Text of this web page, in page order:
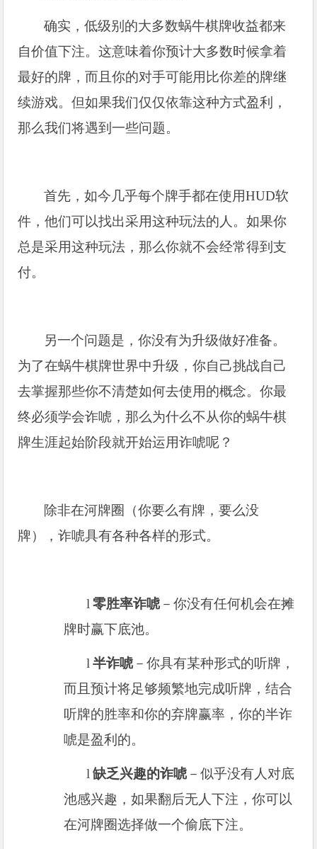
确实，低级别的大多数蜗牛棋牌收益都来
自价值下注。这意味着你预计大多数时候拿着
最好的牌，而且你的对手可能用比你差的牌继
续游戏。但如果我们仅仅依靠这种方式盈利，
那么我们将遇到一些问题。
首先，如今几乎每个牌手都在使用HUD软
件，他们可以找出采用这种玩法的人。如果你
总是采用这种玩法，那么你就不会经常得到支
付。
另一个问题是，你没有为升级做好准备。
为了在蜗牛棋牌世界中升级，你自己挑战自己
去掌握那些你不清楚如何去使用的概念。你最
终必须学会诈唬，那么为什么不从你的蜗牛棋
牌生涯起始阶段就开始运用诈唬呢？
除非在河牌圈（你要么有牌，要么没
牌），诈唬具有各种各样的形式。
l 零胜率诈唬 －你没有任何机会在摊
牌时赢下底池。
l 半诈唬 －你具有某种形式的听牌，
而且预计将足够频繁地完成听牌，结合
听牌的胜率和你的弃牌赢率，你的半诈
唬是盈利的。
l 缺乏兴趣的诈唬 －似乎没有人对底
池感兴趣，如果翻后无人下注，你可以
在河牌圈选择做一个偷底下注。